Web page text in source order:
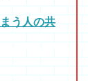
う人の共